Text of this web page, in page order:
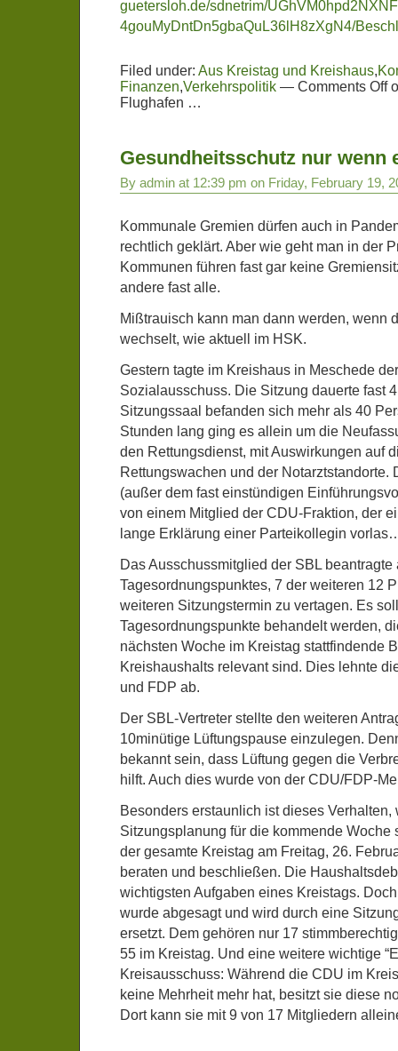
guetersloh.de/sdnetrim/
4gouMyDntDn5gbaQuL36lH8zXgN4/
Filed under: Aus Kreistag und Kreishaus,
Finanzen,Verkehrspolitik — Comments Off
Flughafen …
Gesundheitsschutz nur wenn
By admin at 12:39 pm on Friday, February 19,
Kommunale Gremien dürfen auch in
rechtlich geklärt. Aber wie geht man in der
Kommunen führen fast gar keine
andere fast alle.
Mißtrauisch kann man dann werden, wenn
wechselt, wie aktuell im HSK.
Gestern tagte im Kreishaus in Meschede
Sozialausschuss. Die Sitzung dauerte fast
Sitzungssaal befanden sich mehr als 40
Stunden lang ging es allein um die
den Rettungsdienst, mit Auswirkungen auf
Rettungswachen und der Notarztstandorte.
(außer dem fast einstündigen
von einem Mitglied der CDU-Fraktion, der
lange Erklärung einer Parteikollegin
Das Ausschussmitglied der SBL
Tagesordnungspunktes, 7 der weiteren 12
weiteren Sitzungstermin zu vertagen. Es
Tagesordnungspunkte behandelt werden,
nächsten Woche im Kreistag stattfindende
Kreishaushalts relevant sind. Dies lehnte
und FDP ab.
Der SBL-Vertreter stellte den weiteren
10minütige Lüftungspause einzulegen.
bekannt sein, dass Lüftung gegen die
hilft. Auch dies wurde von der CDU/FDP-
Besonders erstaunlich ist dieses Verhalten,
Sitzungsplanung für die kommende Woche
der gesamte Kreistag am Freitag, 26.
beraten und beschließen. Die
wichtigsten Aufgaben eines Kreistags.
wurde abgesagt und wird durch eine
ersetzt. Dem gehören nur 17
55 im Kreistag. Und eine weitere wichtige
Kreisausschuss: Während die CDU im
keine Mehrheit mehr hat, besitzt sie diese
Dort kann sie mit 9 von 17 Mitgliedern